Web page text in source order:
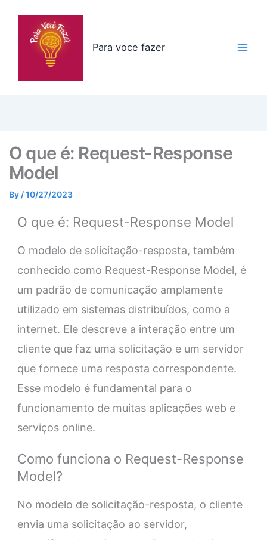
Para voce fazer
O que é: Request-Response
Model
By /10/27/2023
O que é: Request-Response Model
O modelo de solicitação-resposta, também
conhecido como Request-Response Model, é
um padrão de comunicação amplamente
utilizado em sistemas distribuídos, como a
internet. Ele descreve a interação entre um
cliente que faz uma solicitação e um servidor
que fornece uma resposta correspondente.
Esse modelo é fundamental para o
funcionamento de muitas aplicações web e
serviços online.
Como funciona o Request-Response
Model?
No modelo de solicitação-resposta, o cliente
envia uma solicitação ao servidor,